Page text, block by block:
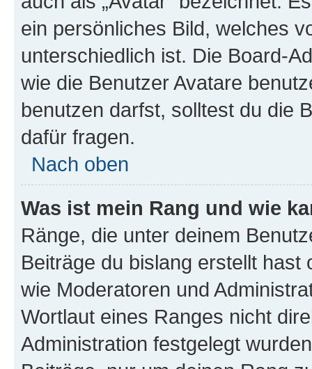
ein persönliches Bild, welches
unterschiedlich ist. Die Board-
wie die Benutzer Avatare
benutzen darfst, solltest du die
dafür fragen.
Nach oben
Was ist mein Rang und wie
Ränge, die unter deinem
Beiträge du bislang erstellt
wie Moderatoren und
Wortlaut eines Ranges nicht
Administration festgelegt